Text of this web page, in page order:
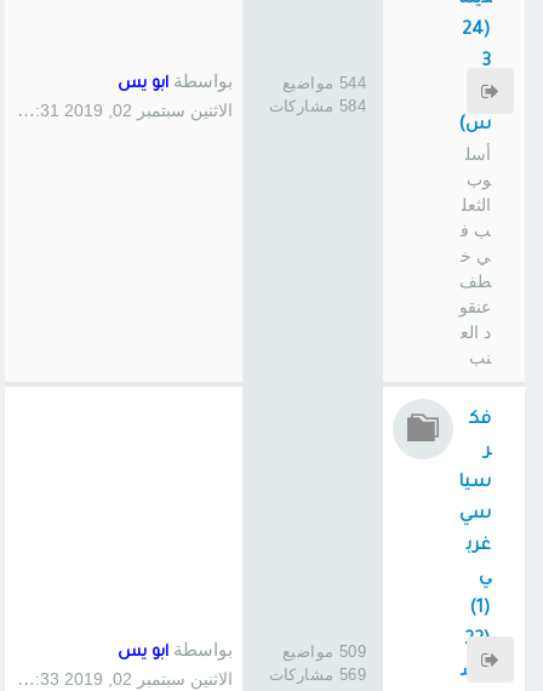
(24
3
سا
س)
أسل
وب
الثعل
ب ف
ي خ
طف
عنقو
د الع
نب
544 مواضيع
584 مشاركات
بواسطة ابو يس
الاثنين سبتمبر 02, 2019 1:31 pm
فك
ر
سيا
سي
غرب
ي
(1)
(22
5س
509 مواضيع
569 مشاركات
بواسطة ابو يس
الاثنين سبتمبر 02, 2019 1:33 pm